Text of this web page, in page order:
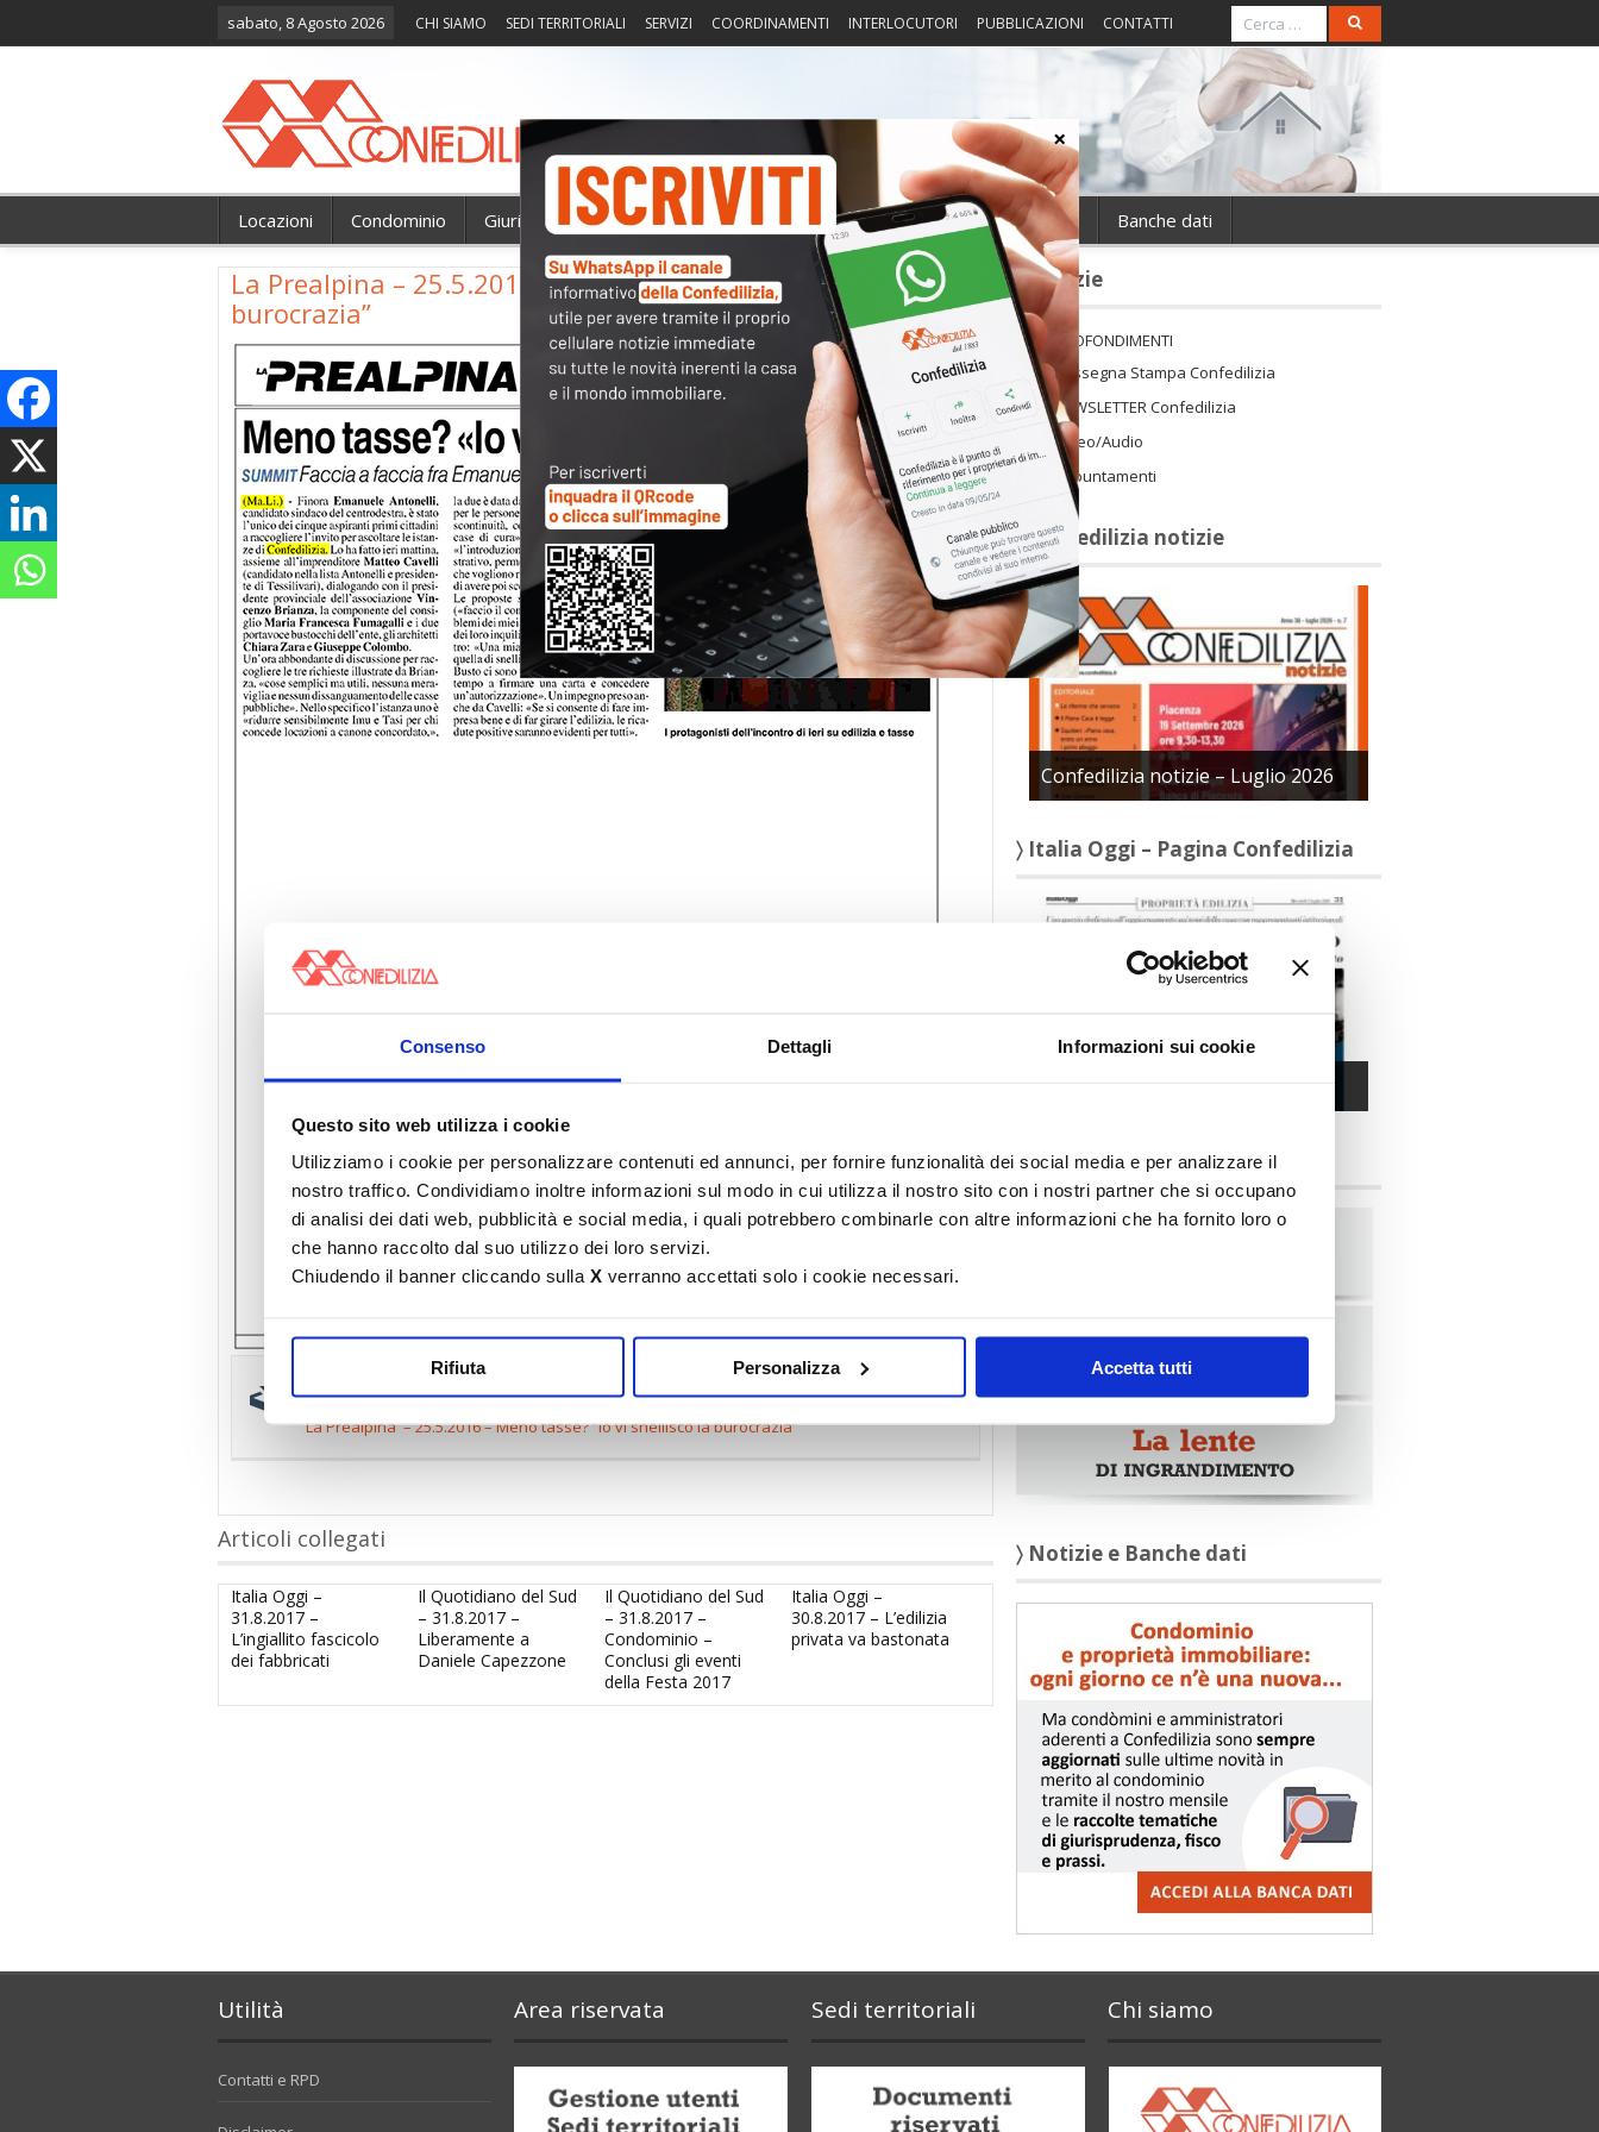
Consenso Dettagli Informazioni sui cookie
Questo sito web utilizza i cookie
Utilizziamo i cookie per personalizzare contenuti ed annunci, per fornire funzionalità dei social media e per analizzare il
nostro traffico. Condividiamo inoltre informazioni sul modo in cui utilizza il nostro sito con i nostri partner che si occupano
di analisi dei dati web, pubblicità e social media, i quali potrebbero combinarle con altre informazioni che ha fornito loro o
che hanno raccolto dal suo utilizzo dei loro servizi.
Chiudendo il banner cliccando sulla X verranno accettati solo i cookie necessari.
Rifiuta Personalizza Accetta tutti
sabato, 8 Agosto 2026 CHI SIAMO SEDI TERRITORIALI SERVIZI COORDINAMENTI INTERLOCUTORI PUBBLICAZIONI CONTATTI
Locazioni Condominio Giurisprudenza Fisco Portierato Intorno alla casa Notizie Banche dati
La Prealpina – 25.5.2016 – Meno tasse? “Io vi snellisco la
burocrazia”
Scarica e stampa il pdf
La Prealpina – 25.5.2016 – Meno tasse? “Io vi snellisco la burocrazia”
Articoli collegati
Italia Oggi –
31.8.2017 –
L’ingiallito fascicolo
dei fabbricati
Il Quotidiano del Sud
– 31.8.2017 –
Liberamente a
Daniele Capezzone
Il Quotidiano del Sud
– 31.8.2017 –
Condominio –
Conclusi gli eventi
della Festa 2017
Italia Oggi –
30.8.2017 – L’edilizia
privata va bastonata
〉 Notizie
APPROFONDIMENTI
Rassegna Stampa Confedilizia
NEWSLETTER Confedilizia
Video/Audio
Appuntamenti
〉 Confedilizia notizie
Confedilizia notizie – Luglio 2026
〉 Italia Oggi – Pagina Confedilizia
〉 Rubriche
〉 Notizie e Banche dati
Utilità
Contatti e RPD
Area riservata Sedi territoriali Chi siamo